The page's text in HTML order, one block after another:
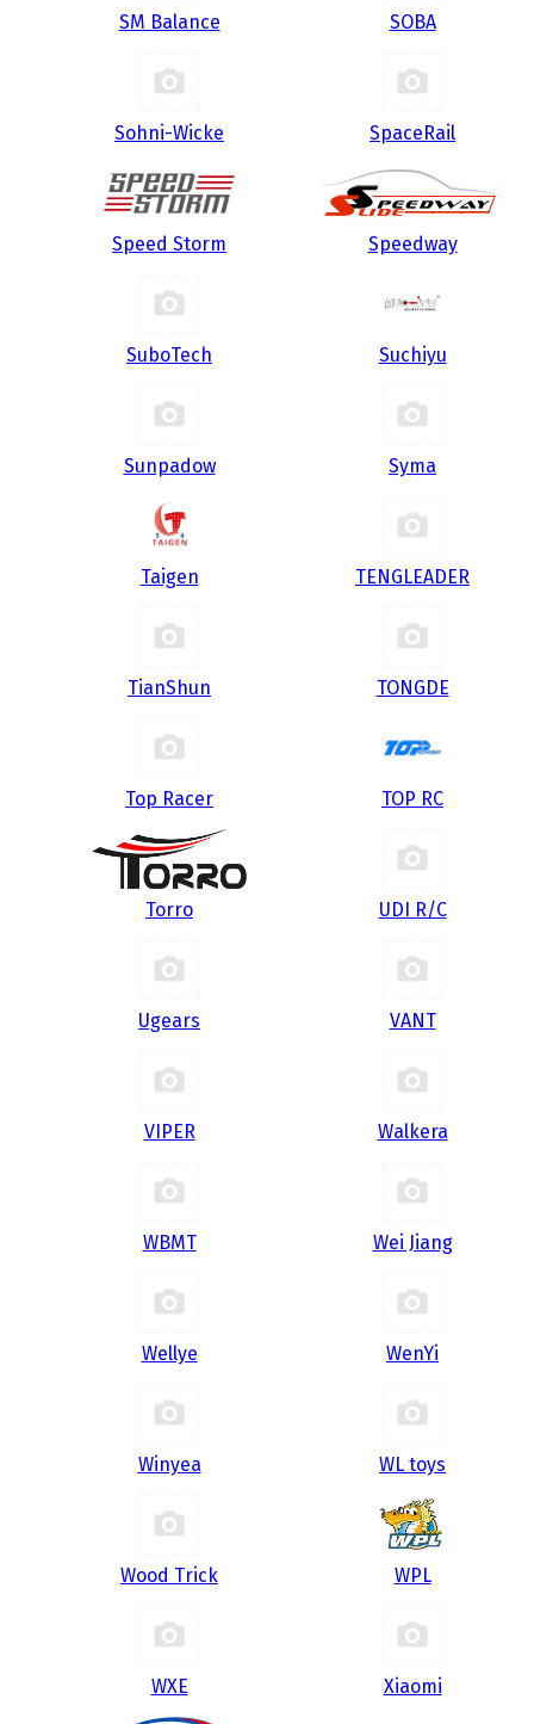
SM Balance SOBA
Sohni-Wicke SpaceRail
Speed Storm Speedway
SuboTech Suchiyu
Sunpadow Syma
Taigen TENGLEADER
TianShun TONGDE
Top Racer TOP RC
Torro UDI R/С
Ugears VANT
VIPER Walkera
WBMT Wei Jiang
Wellye WenYi
Winyea WL toys
Wood Trick WPL
WXE Xiaomi